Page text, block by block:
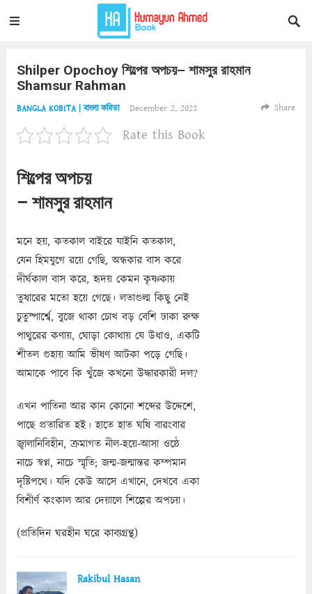
Shilper Opochoy শিল্পের অপচয়– শামসুর রাহমান
Shamsur Rahman
BANGLA KOBITA | বাংলা কবিতা December 2, 2023 Share
Rate this Book
শিল্পের অপচয়
– শামসুর রাহমান
মনে হয়, কতকাল বাইরে যাইনি কতকাল,
যেন হিমযুগে রয়ে গেছি, অন্ধকার বাস করে
দীর্ঘকাল বাস করে, হৃদয় কেমন কৃষ্ণকায়
তুষারের মতো হয়ে গেছে। লতাগুল্ম কিছু নেই
চুতুষ্পার্শ্বে, বুজে থাকা চোখ বড় বেশি ঢাকা রুক্ষ
পাথুরের কণায়, ঘোড়া কোথায় যে উধাও, একটি
শীতল গুহায় আমি ভীষণ আটকা পড়ে গেছি।
আমাকে পাবে কি খুঁজে কখনো উদ্ধারকারী দল?
এখন পাতিনা আর কান কোনো শব্দের উদ্দেশে,
পাছে প্রতারিত হই। হাতে হাত ঘষি বারংবার
জ্বালানিবিহীন, ক্রমাগত নীল-হয়ে-আসা ওষ্ঠে
নাচে স্বপ্ন, নাচে স্মৃতি; জন্ম-জন্মান্তর কম্পমান
দৃষ্টিপথে। যদি কেউ আসে এখানে, দেখবে একা
বিশীর্ণ কংকাল আর দেয়ালে শিল্পের অপচয়।
(প্রতিদিন ঘরহীন ঘরে কাব্যগ্রন্থ)
Rakibul Hasan